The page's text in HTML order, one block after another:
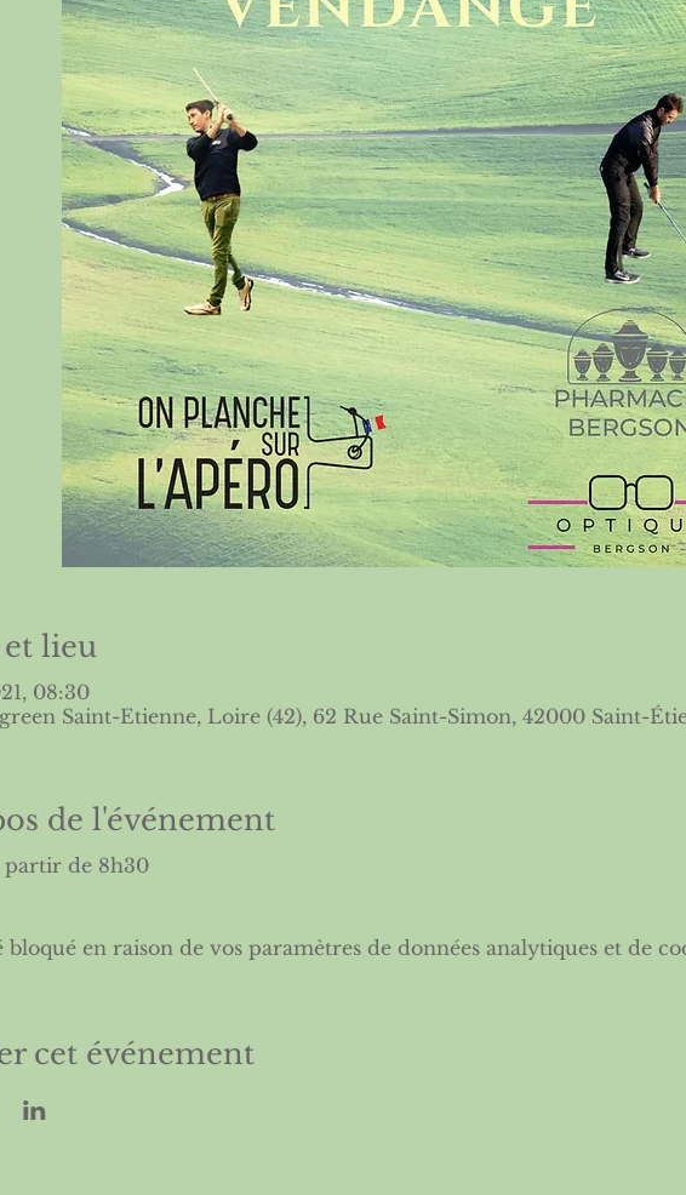
lieu
08:30
Saint-Etienne, Loire (42), 62 Rue Saint-Simon, 42000 Saint-
de l'événement
partir de 8h30
bloqué en raison de vos paramètres de données analytiques et de
cet événement